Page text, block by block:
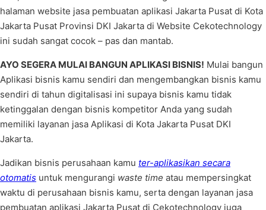
halaman website jasa pembuatan aplikasi Jakarta Pusat di Kota
Jakarta Pusat Provinsi DKI Jakarta di Website Cekotechnology
ini sudah sangat cocok – pas dan mantab.
AYO SEGERA MULAI BANGUN APLIKASI BISNIS! Mulai bangun
Aplikasi bisnis kamu sendiri dan mengembangkan bisnis kamu
sendiri di tahun digitalisasi ini supaya bisnis kamu tidak
ketinggalan dengan bisnis kompetitor Anda yang sudah
memiliki layanan jasa Aplikasi di Kota Jakarta Pusat DKI
Jakarta.
Jadikan bisnis perusahaan kamu ter-aplikasikan secara
otomatis untuk mengurangi waste time atau mempersingkat
waktu di perusahaan bisnis kamu, serta dengan layanan jasa
pembuatan aplikasi Jakarta Pusat di Cekotechnology juga